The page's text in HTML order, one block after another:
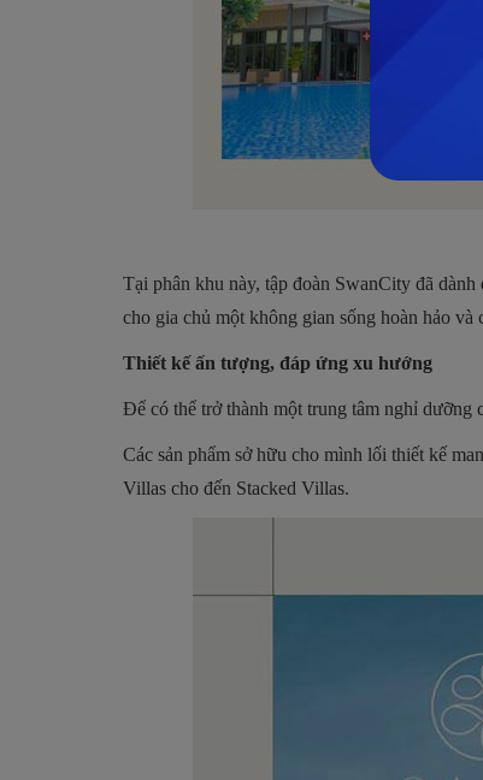
Tại phân khu này, tập đoàn SwanCity đã
cho gia chủ một không gian sống hoàn hảo
Thiết kế ấn tượng, đáp ứng xu hướng
Để có thể trở thành một trung tâm nghỉ dưỡng
Các sản phẩm sở hữu cho mình lối thiết kế
Villas cho đến Stacked Villas.